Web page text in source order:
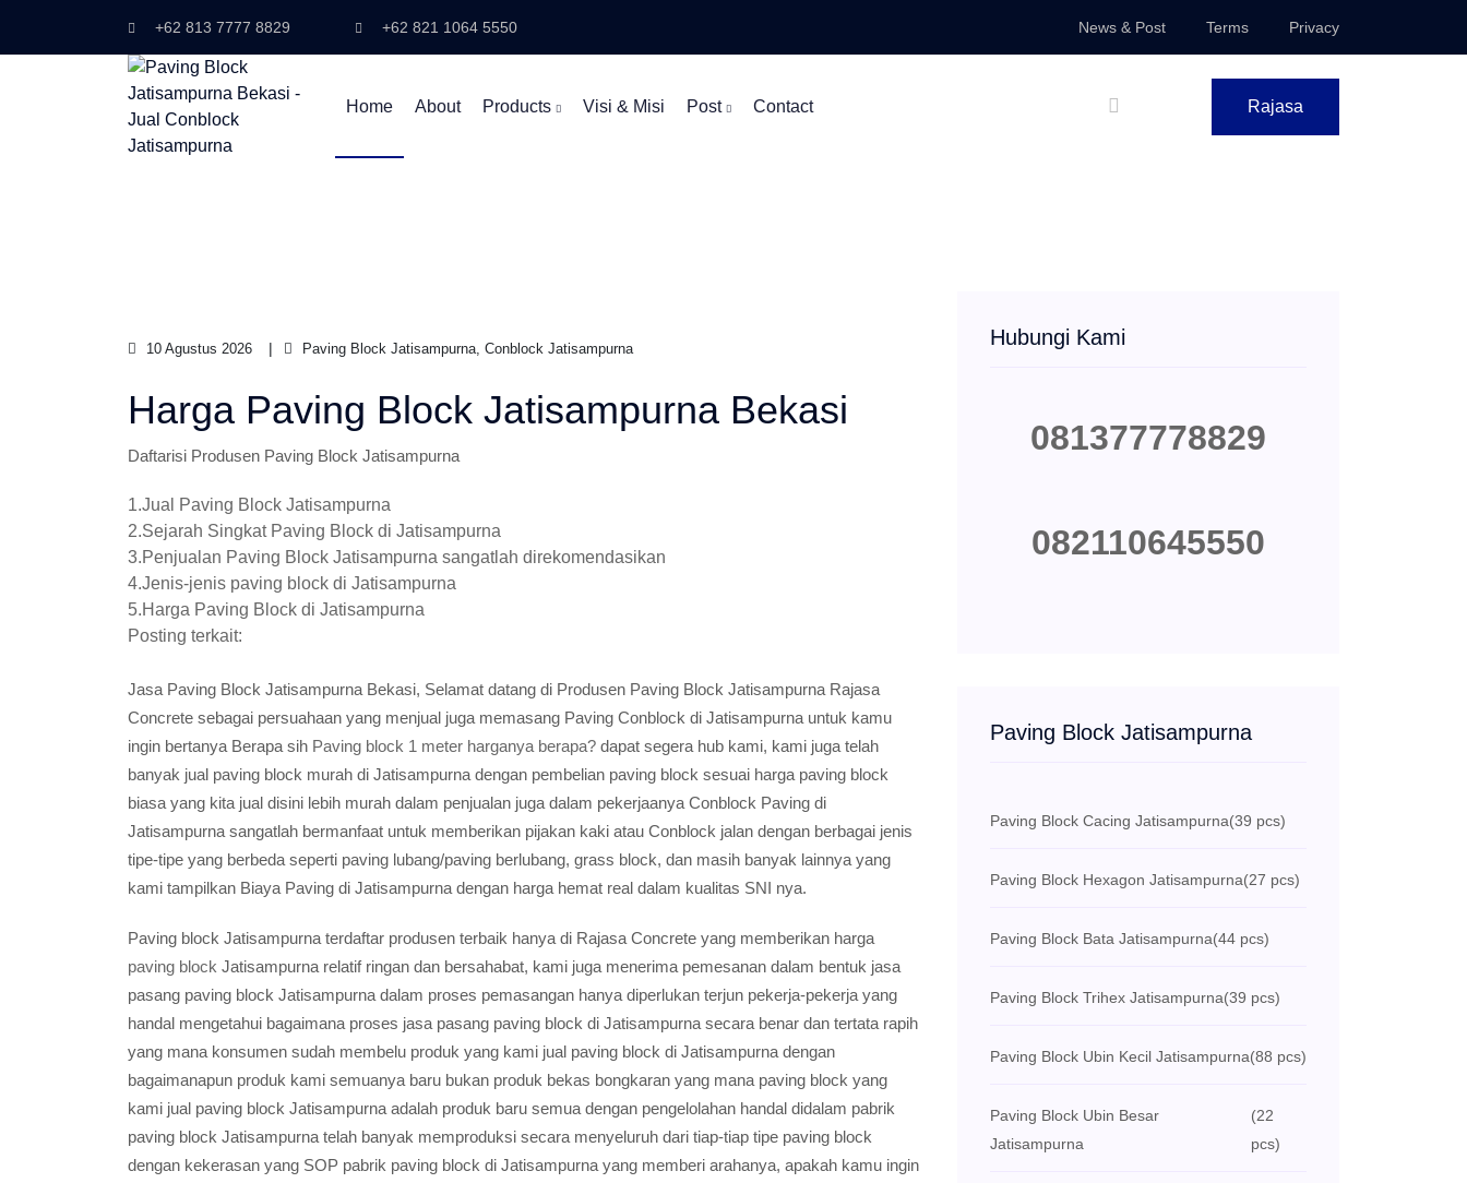
+62 813 7777 8829 +62 821 1064 5550 News & Post Terms Privacy
Home About Products Visi & Misi Post Contact Rajasa
10 Agustus 2026 Paving Block Jatisampurna, Conblock Jatisampurna
Harga Paving Block Jatisampurna Bekasi
Daftarisi Produsen Paving Block Jatisampurna
1.Jual Paving Block Jatisampurna
2.Sejarah Singkat Paving Block di Jatisampurna
3.Penjualan Paving Block Jatisampurna sangatlah direkomendasikan
4.Jenis-jenis paving block di Jatisampurna
5.Harga Paving Block di Jatisampurna
Posting terkait:
Jasa Paving Block Jatisampurna Bekasi, Selamat datang di Produsen Paving Block Jatisampurna Rajasa
Concrete sebagai persuahaan yang menjual juga memasang Paving Conblock di Jatisampurna untuk kamu
ingin bertanya Berapa sih Paving block 1 meter harganya berapa? dapat segera hub kami, kami juga telah
banyak jual paving block murah di Jatisampurna dengan pembelian paving block sesuai harga paving block
biasa yang kita jual disini lebih murah dalam penjualan juga dalam pekerjaanya Conblock Paving di
Jatisampurna sangatlah bermanfaat untuk memberikan pijakan kaki atau Conblock jalan dengan berbagai jenis
tipe-tipe yang berbeda seperti paving lubang/paving berlubang, grass block, dan masih banyak lainnya yang
kami tampilkan Biaya Paving di Jatisampurna dengan harga hemat real dalam kualitas SNI nya.
Paving block Jatisampurna terdaftar produsen terbaik hanya di Rajasa Concrete yang memberikan harga
paving block Jatisampurna relatif ringan dan bersahabat, kami juga menerima pemesanan dalam bentuk jasa
pasang paving block Jatisampurna dalam proses pemasangan hanya diperlukan terjun pekerja-pekerja yang
handal mengetahui bagaimana proses jasa pasang paving block di Jatisampurna secara benar dan tertata rapih
yang mana konsumen sudah membelu produk yang kami jual paving block di Jatisampurna dengan
bagaimanapun produk kami semuanya baru bukan produk bekas bongkaran yang mana paving block yang
kami jual paving block Jatisampurna adalah produk baru semua dengan pengelolahan handal didalam pabrik
paving block Jatisampurna telah banyak memproduksi secara menyeluruh dari tiap-tiap tipe paving block
dengan kekerasan yang SOP pabrik paving block di Jatisampurna yang memberi arahanya, apakah kamu ingin
Hubungi Kami
081377778829
082110645550
Paving Block Jatisampurna
Paving Block Cacing Jatisampurna(39 pcs)
Paving Block Hexagon Jatisampurna(27 pcs)
Paving Block Bata Jatisampurna(44 pcs)
Paving Block Trihex Jatisampurna(39 pcs)
Paving Block Ubin Kecil Jatisampurna(88 pcs)
Paving Block Ubin Besar
Jatisampurna
(22
pcs)